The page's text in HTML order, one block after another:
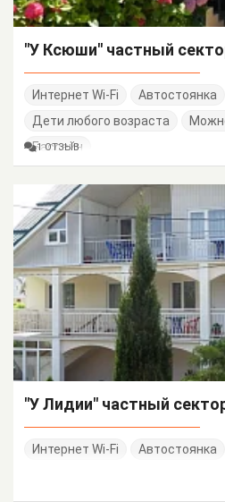
"У Ксюши" частный
Интернет Wi-Fi Автостоянка
Дети любого возраста
Бассейн
1 ОТЗЫВ
"У Лидии" частный
Интернет Wi-Fi Автостоянка